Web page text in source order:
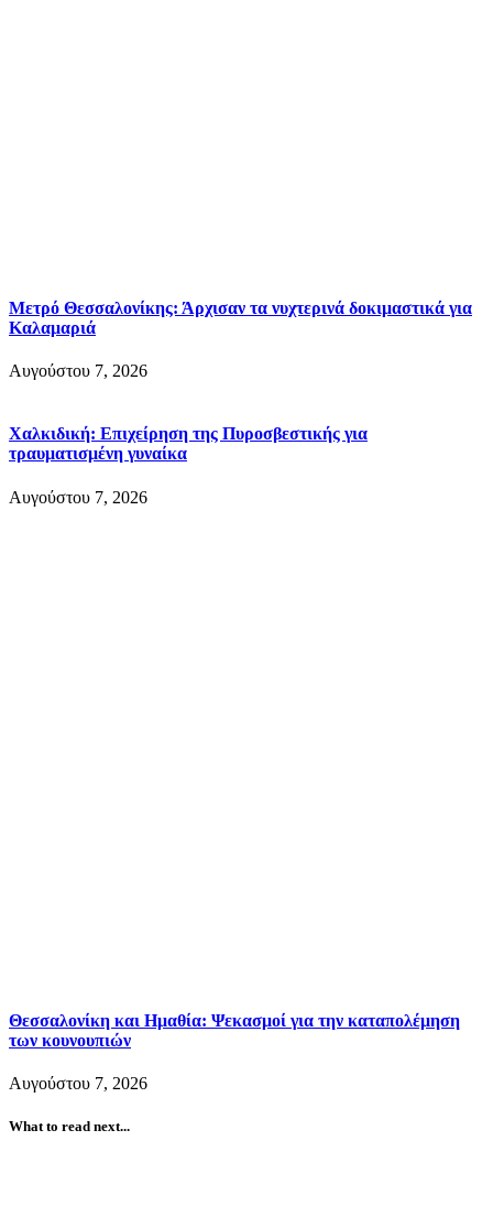
Μετρό Θεσσαλονίκης: Άρχισαν τα νυχτερινά δοκιμαστικά για
Καλαμαριά
Αυγούστου 7, 2026
Χαλκιδική: Επιχείρηση της Πυροσβεστικής για
τραυματισμένη γυναίκα
Αυγούστου 7, 2026
Θεσσαλονίκη και Ημαθία: Ψεκασμοί για την καταπολέμηση
των κουνουπιών
Αυγούστου 7, 2026
What to read next...